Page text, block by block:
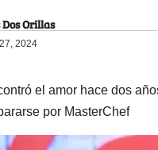
Orillas
2024
el amor hace dos
por MasterChef